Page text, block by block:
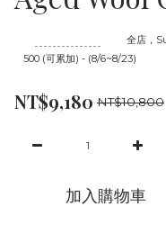
全店，
500 (可累加) - (8/6~8/23)
NT$9,180 NT$10,800
加入購物車